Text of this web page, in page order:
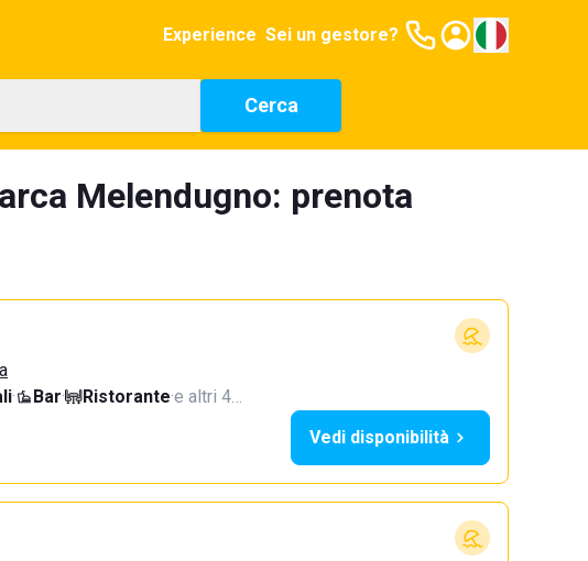
Experience Sei un gestore?
Cerca
Melendugno: prenota
· Bar· Ristorante·e altri 4…
Vedi disponibilità